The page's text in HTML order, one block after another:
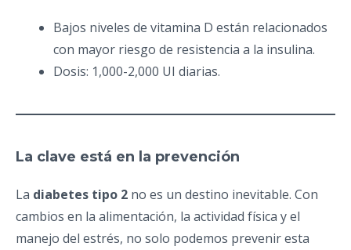
Bajos niveles de vitamina D están relacionados
con mayor riesgo de resistencia a la insulina.
Dosis: 1,000-2,000 UI diarias.
La clave está en la prevención
La diabetes tipo 2 no es un destino inevitable. Con
cambios en la alimentación, la actividad física y el
manejo del estrés, no solo podemos prevenir esta